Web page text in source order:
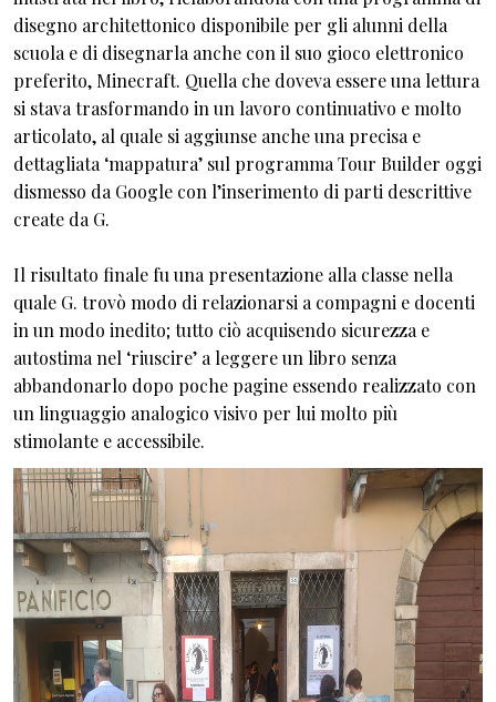
disegno architettonico disponibile per gli alunni della
scuola e di disegnarla anche con il suo gioco elettronico
preferito, Minecraft. Quella che doveva essere una lettura
si stava trasformando in un lavoro continuativo e molto
articolato, al quale si aggiunse anche una precisa e
dettagliata ‘mappatura’ sul programma Tour Builder oggi
dismesso da Google con l’inserimento di parti descrittive
create da G.
Il risultato finale fu una presentazione alla classe nella
quale G. trovò modo di relazionarsi a compagni e docenti
in un modo inedito; tutto ciò acquisendo sicurezza e
autostima nel ‘riuscire’ a leggere un libro senza
abbandonarlo dopo poche pagine essendo realizzato con
un linguaggio analogico visivo per lui molto più
stimolante e accessibile.